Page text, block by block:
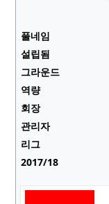
풀네임
설립됨
그라운드
역량
회장
관리자
리그
2017/18